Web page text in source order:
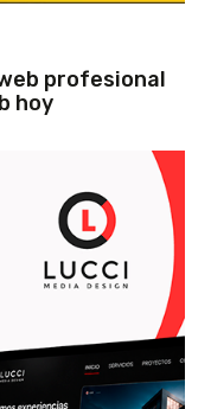
profesional
hoy